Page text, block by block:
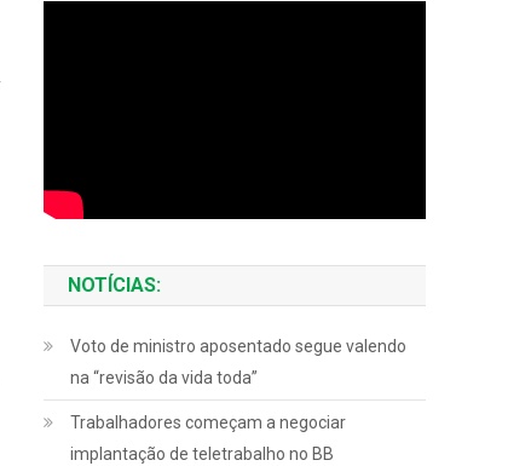
NOTÍCIAS:
Voto de ministro aposentado segue valendo
na “revisão da vida toda”
Trabalhadores começam a negociar
implantação de teletrabalho no BB